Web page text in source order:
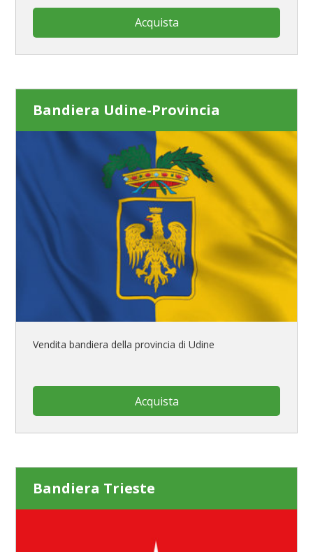
Acquista
Bandiera Udine-Provincia
Vendita bandiera della provincia di Udine
Acquista
Bandiera Trieste